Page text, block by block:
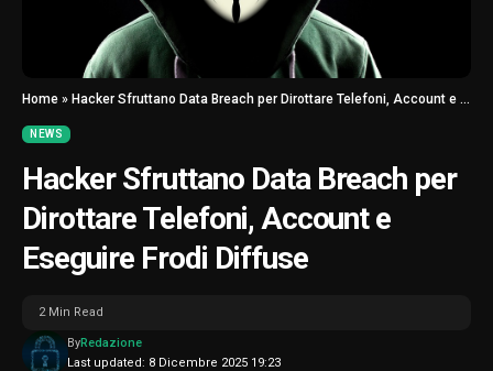
Home » Hacker Sfruttano Data Breach per Dirottare Telefoni, Account e Eseguire Frodi Diffuse
NEWS
Hacker Sfruttano Data Breach per
Dirottare Telefoni, Account e
Eseguire Frodi Diffuse
Last updated: 8 Dicembre 2025 19:23
ByRedazione
2 Min Read